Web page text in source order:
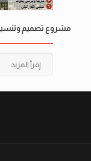
مشروع تصميم
إقرأ المزيد